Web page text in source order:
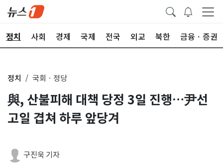
정치 사회 경제 국제 전국 외교 북한 금융ㆍ증권
정치 국회ㆍ정당
與, 산불피해 대책 당정 3일 진행…尹선
고일 겹쳐 하루 앞당겨
구진욱 기자